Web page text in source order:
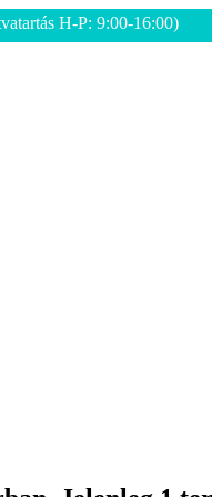
H-P: 9:00-16:00)